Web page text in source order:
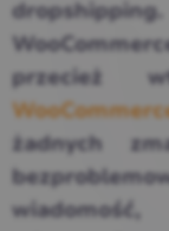
przecież
żadnych